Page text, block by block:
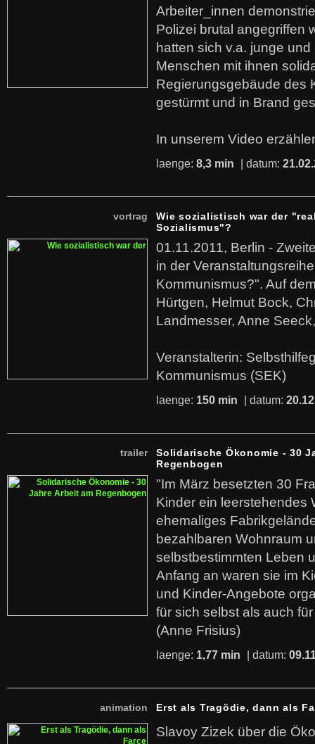
Arbeiter_innen
Polizei brutal angegriffen
hatten sich v.a. junge
Menschen mit ihnen
Regierungsgebäude des
gestürmt und in Brand
In unserem Video
laenge: 8,3 min | datum:
vortrag
Wie sozialistisch war der
Sozialismus"?
01.11.2011, Berlin -
in der
Kommunismus?". Auf
Hürtgen, Helmut Bock,
Landmesser, Anne
Veranstalterin:
Kommunismus (SEK)
laenge: 150 min | datum:
trailer
Solidarische Ökonomie - 30
Regenbogen
"Im März besetzten 30
Kinder ein leerstehendes
ehemaliges
bezahlbaren Wohnraum
selbstbestimmten Leben
Anfang an waren sie im
und Kinder-Angebote
für sich selbst als auch
(Anne Frisius)
laenge: 1,77 min | datum:
animation Erst als Tragödie, dann als
Slavoy Zizek über die